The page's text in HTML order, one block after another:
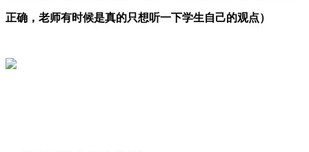
正确，老师有时候是真的只想听一下学生自己的观点）